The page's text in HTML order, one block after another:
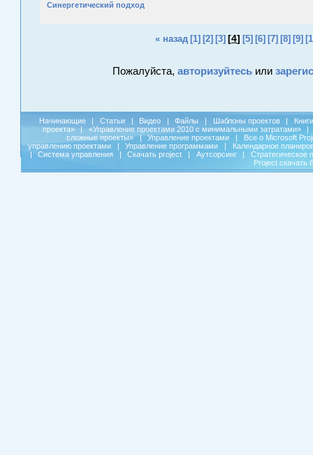
Синергетический подход
« назад [1] [2] [3] [4] [5] [6] [7] [8] [9]
Пожалуйста, авторизуйтесьили
Начинающие | Статьи | Видео | Файлы | Шаблоны проектов |
Книги
проекта»
| «Управление проектами 2010 с минимальными затратами»
|
сложные проекты»
| Управление проектами |
Все о Microsoft
управлению проектами
| Управление программами |
Календарное
|
Система управления | Скачать project | Аутсорсинг |
Стратегическое
Project скачать